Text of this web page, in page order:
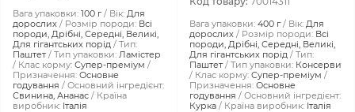
Вага упаковки: 100 г Вік: Для
дорослих
Розмір породи: Всі
породи, Дрібні, Середні, Великі,
Для гігантських порід
Тип:
Паштет
Тип упаковки: Ламістер
Клас корму: Супер-преміум
Призначення: Основне
годування
Основний інгредієнт:
Свинина, Ананас
Країна
виробник: Італія
Вага упаковки: 400 г Вік: Для
дорослих
Розмір породи: Всі
породи, Дрібні, Середні, Великі,
Для гігантських порід
Тип:
Паштет
Тип упаковки: Консерви
Клас корму: Супер-преміум
Призначення: Основне
годування
Основний інгредієнт:
Курка
Країна виробник: Італія